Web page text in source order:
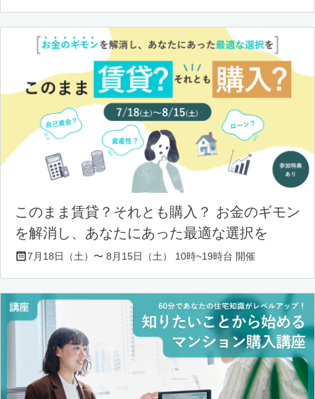
このまま賃貸？それとも購入？ お金のギモン
を解消し、あなたにあった最適な選択を
7月18日（土）〜 8月15日（土） 10時~19時台 開催